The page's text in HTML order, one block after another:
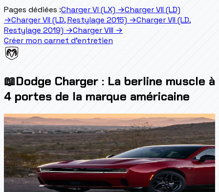
Pages dédiées :Charger VI (LX) →Charger VII (LD)
→Charger VII (LD, Restylage 2015) →Charger VII (LD,
Restylage 2019) →Charger VIII →
Créer mon carnet d'entretien
📖Dodge Charger : La berline muscle à
4 portes de la marque américaine